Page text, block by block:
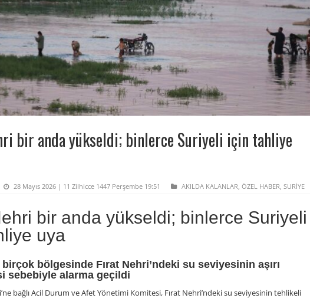
bir anda yükseldi; binlerce Suriyeli için tahliye
28 Mayıs 2026 | 11 Zilhicce 1447 Perşembe 19:51 AKILDA KALANLAR, ÖZEL HABER, SURİYE
bir anda yükseldi; binlerce Suriyeli
uya
bölgesinde Fırat Nehri’ndeki su seviyesinin aşırı
sebebiyle alarma geçildi
bağlı Acil Durum ve Afet Yönetimi Komitesi, Fırat Nehri’ndeki su seviyesinin tehlikeli